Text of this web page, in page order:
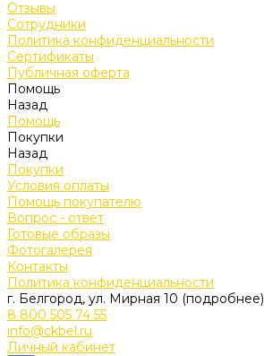
Отзывы
Сотрудники
Политика конфиденциальности
Сертификаты
Публичная оферта
Помощь
Назад
Помощь
Покупки
Назад
Покупки
Условия оплаты
Помощь покупателю
Вопрос - ответ
Готовые образы
Фотогалерея
Контакты
Политика конфиденциальности
г. Белгород, ул. Мирная 10 (подробнее)
8 800 505 74 55
info@ckbel.ru
Личный кабинет